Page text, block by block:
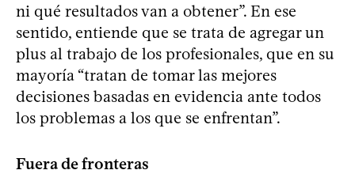
ni qué resultados van a obtener”. En ese
sentido, entiende que se trata de agregar un
plus al trabajo de los profesionales, que en su
mayoría “tratan de tomar las mejores
decisiones basadas en evidencia ante todos
los problemas a los que se enfrentan”.
Fuera de fronteras